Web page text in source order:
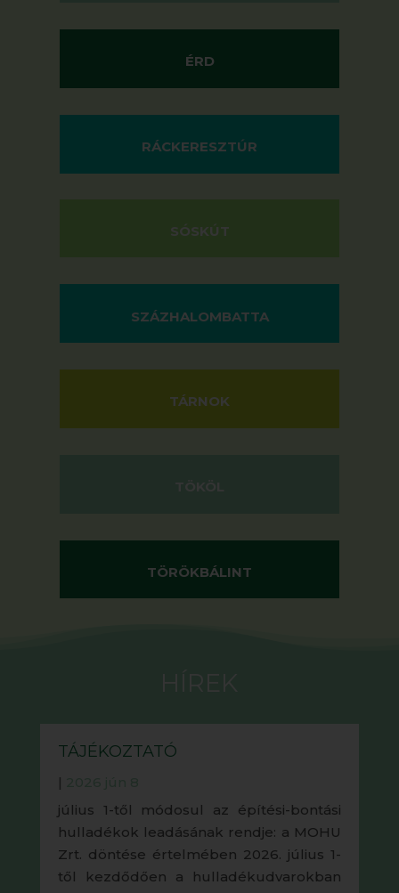
ÉRD
RÁCKERESZTÚR
SÓSKÚT
SZÁZHALOMBATTA
TÁRNOK
TÖRÖKBÁLINT
TÁJÉKOZTATÓ
|
július 1-től módosul az építési-bontási
hulladékok leadásának rendje: a MOHU
Zrt. döntése értelmében 2026. július 1-
től kezdődően a hulladékudvarokban